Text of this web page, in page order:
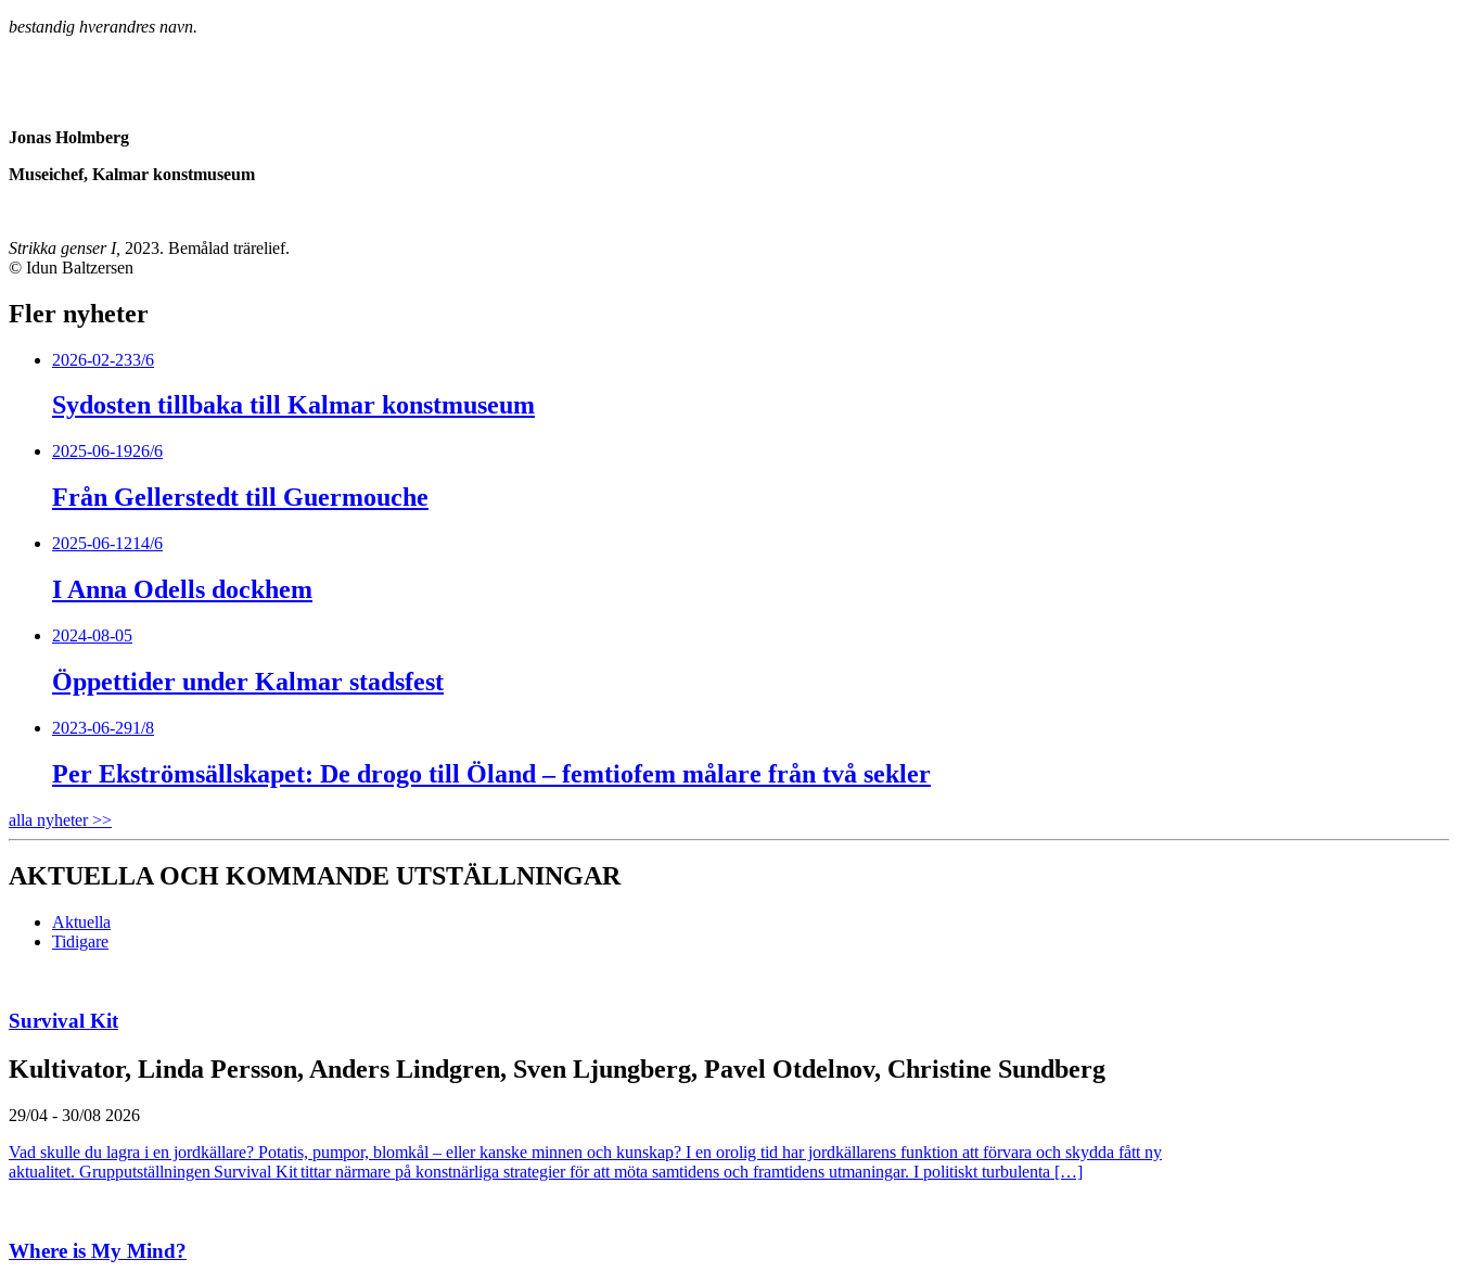
bestandig hverandres navn.
Jonas Holmberg
Museichef, Kalmar konstmuseum
Strikka genser I, 2023. Bemålad trärelief.
© Idun Baltzersen
Fler nyheter
2026-02-233/6
Sydosten tillbaka till Kalmar konstmuseum
2025-06-1926/6
Från Gellerstedt till Guermouche
2025-06-1214/6
I Anna Odells dockhem
2024-08-05
Öppettider under Kalmar stadsfest
2023-06-291/8
Per Ekströmsällskapet: De drogo till Öland – femtiofem målare från två sekler
alla nyheter >>
AKTUELLA OCH KOMMANDE UTSTÄLLNINGAR
Aktuella
Tidigare
Survival Kit
Kultivator, Linda Persson, Anders Lindgren, Sven Ljungberg, Pavel Otdelnov, Christine Sundberg
29/04 - 30/08 2026
Vad skulle du lagra i en jordkällare? Potatis, pumpor, blomkål – eller kanske minnen och kunskap? I en orolig tid har jordkällarens funktion att förvara och skydda fått ny
aktualitet. Grupputställningen Survival Kit tittar närmare på konstnärliga strategier för att möta samtidens och framtidens utmaningar. I politiskt turbulenta […]
Where is My Mind?